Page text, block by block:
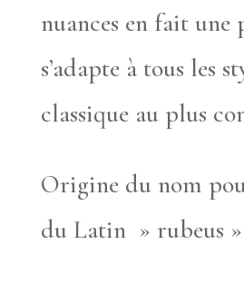
nuances en fait une
s’adapte à tous les
classique au plus
Origine du nom
du Latin » rubeus